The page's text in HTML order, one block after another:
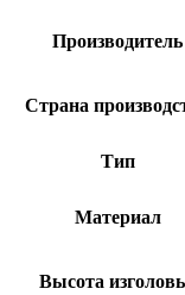
Производитель
Страна
Тип
Материал
Высота